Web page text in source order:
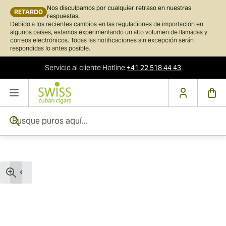
RETARDO
Nos disculpamos por cualquier retraso en nuestras
respuestas.
Debido a los recientes cambios en las regulaciones de importación en
algunos países, estamos experimentando un alto volumen de llamadas y
correos electrónicos. Todas las notificaciones sin excepción serán
respondidas lo antes posible.
Servicio al cliente Hotline+41 22 518 44 43